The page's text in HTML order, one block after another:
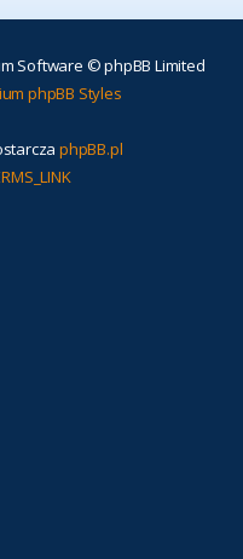
Software © phpBB Limited
phpBB Styles
phpBB.pl